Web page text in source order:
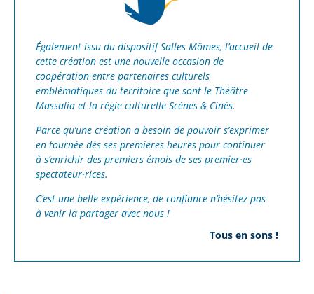
Également issu du dispositif Salles Mômes, l’accueil de
cette création est une nouvelle occasion de
coopération entre partenaires culturels
emblématiques du territoire que sont le Théâtre
Massalia et la régie culturelle Scènes & Cinés.
Parce qu’une création a besoin de pouvoir s’exprimer
en tournée dès ses premières heures pour continuer
à s’enrichir des premiers émois de ses premier·es
spectateur·rices.
C’est une belle expérience, de confiance n’hésitez pas
à venir la partager avec nous !
Tous en sons !